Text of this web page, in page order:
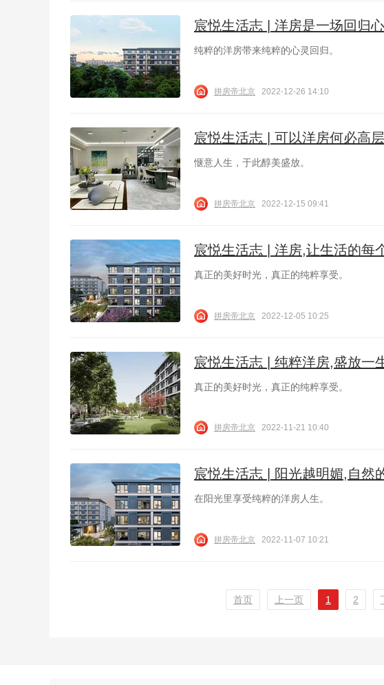
宸悦生活志 | 洋房是一场回归
纯粹的洋房带来纯粹的心灵回归。
拼房帝北京 2022-12-26 14:10
宸悦生活志 | 可以洋房何必高
惬意人生，于此醇美盛放。
拼房帝北京 2022-12-15 09:41
宸悦生活志 | 洋房,让生活的每
真正的美好时光，真正的纯粹享受。
拼房帝北京 2022-12-05 10:25
宸悦生活志 | 纯粹洋房,盛放一
真正的美好时光，真正的纯粹享受。
拼房帝北京 2022-11-21 10:40
宸悦生活志 | 阳光越明媚,自然
在阳光里享受纯粹的洋房人生。
拼房帝北京 2022-11-07 10:21
首页 上一页 1 2